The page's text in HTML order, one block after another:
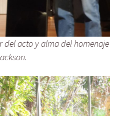
del acto y alma del homenaje